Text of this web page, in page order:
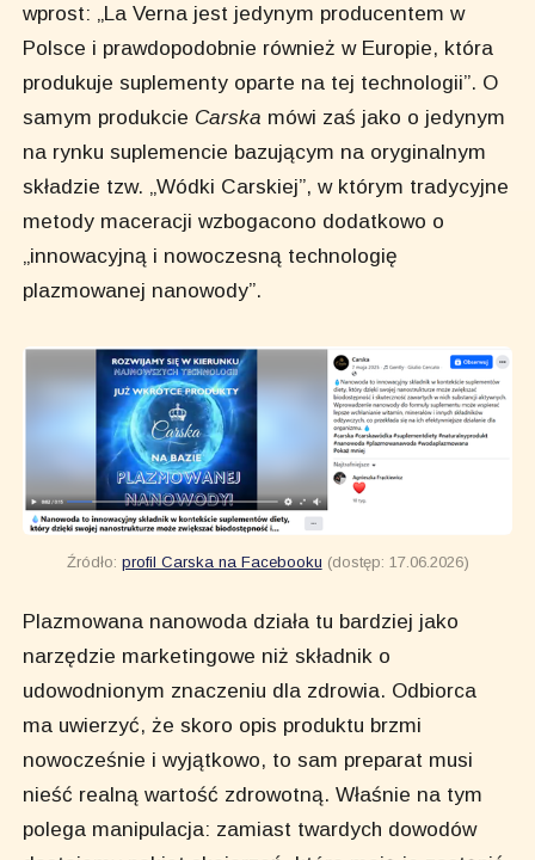
wprost: „La Verna jest jedynym producentem w
Polsce i prawdopodobnie również w Europie, która
produkuje suplementy oparte na tej technologii”. O
samym produkcie Carska mówi zaś jako o jedynym
na rynku suplemencie bazującym na oryginalnym
składzie tzw. „Wódki Carskiej”, w którym tradycyjne
metody maceracji wzbogacono dodatkowo o
„innowacyjną i nowoczesną technologię
plazmowanej nanowody”.
Źródło: profil Carska na Facebooku (dostęp: 17.06.2026)
Plazmowana nanowoda działa tu bardziej jako
narzędzie marketingowe niż składnik o
udowodnionym znaczeniu dla zdrowia. Odbiorca
ma uwierzyć, że skoro opis produktu brzmi
nowocześnie i wyjątkowo, to sam preparat musi
nieść realną wartość zdrowotną. Właśnie na tym
polega manipulacja: zamiast twardych dowodów